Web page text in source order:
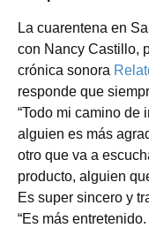
La cuarentena en
con Nancy Castillo,
crónica sonora
responde que
“Todo mi camino de
alguien es más
otro que va a
producto, alguien
Es super sincero y
“Es más